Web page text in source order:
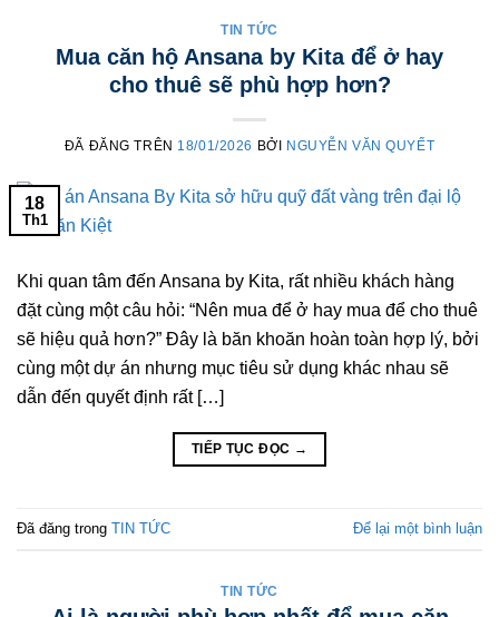
TIN TỨC
Mua căn hộ Ansana by Kita để ở hay
cho thuê sẽ phù hợp hơn?
ĐÃ ĐĂNG TRÊN 18/01/2026 BỞI NGUYỄN VĂN QUYẾT
18
Th1
Khi quan tâm đến Ansana by Kita, rất nhiều khách hàng
đặt cùng một câu hỏi: “Nên mua để ở hay mua để cho thuê
sẽ hiệu quả hơn?” Đây là băn khoăn hoàn toàn hợp lý, bởi
cùng một dự án nhưng mục tiêu sử dụng khác nhau sẽ
dẫn đến quyết định rất […]
TIẾP TỤC ĐỌC →
Đã đăng trong TIN TỨC Để lại một bình luận
TIN TỨC